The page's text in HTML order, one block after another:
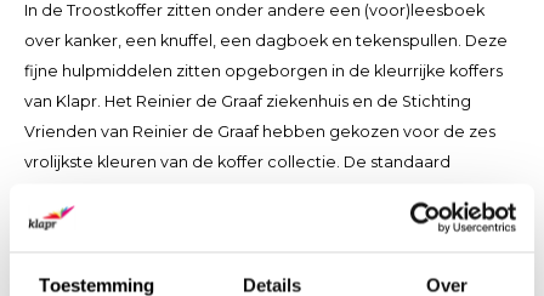
Toestemming Details Over
In de Troostkoffer zitten onder andere een (voor)leesboek
over kanker, een knuffel, een dagboek en tekenspullen. Deze
fijne hulpmiddelen zitten opgeborgen in de kleurrijke koffers
van Klapr. Het Reinier de Graaf ziekenhuis en de Stichting
Vrienden van Reinier de Graaf hebben gekozen voor de zes
vrolijkste kleuren van de koffer collectie. De standaard
voorzien van het logo.
Wilt u meer weten over deze Troostkoffer